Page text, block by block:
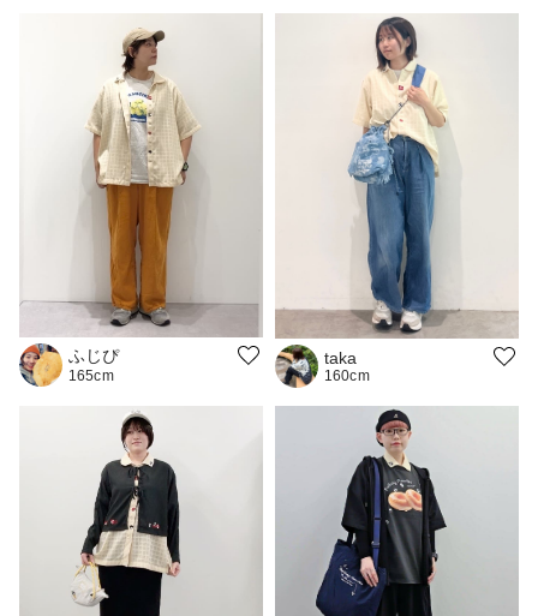
ふじぴ
165cm
taka
160cm